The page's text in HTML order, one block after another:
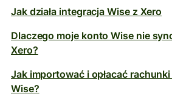
Jak działa integracja Wise z Xero
Dlaczego moje konto Wise nie
Xero?
Jak importować i opłacać
Wise?